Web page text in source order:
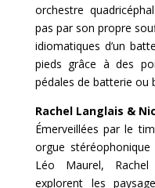
orchestre
pas par son propre
idiomatiques d’un
pieds grâce à des
pédales de batterie ou
Rachel Langlais &
Émerveillées par le
orgue
Léo Maurel,
explorent les